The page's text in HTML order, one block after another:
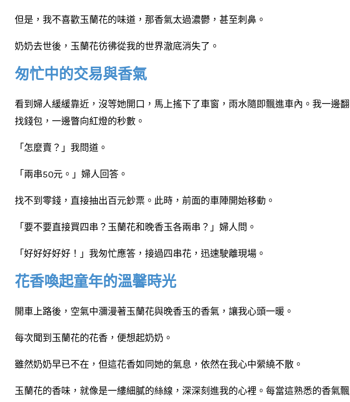
但是，我不喜歡玉蘭花的味道，那香氣太過濃鬱，甚至刺鼻。
奶奶去世後，玉蘭花彷彿從我的世界澈底消失了。
匆忙中的交易與香氣
看到婦人緩緩靠近，沒等她開口，馬上搖下了車窗，雨水隨即飄進車內。我一邊翻
找錢包，一邊瞥向紅燈的秒數。
「怎麼賣？」我問道。
「兩串50元。」婦人回答。
找不到零錢，直接抽出百元鈔票。此時，前面的車陣開始移動。
「要不要直接買四串？玉蘭花和晚香玉各兩串？」婦人問。
「好好好好好！」我匆忙應答，接過四串花，迅速駛離現場。
花香喚起童年的溫馨時光
開車上路後，空氣中瀰漫著玉蘭花與晚香玉的香氣，讓我心頭一暖。
每次聞到玉蘭花的花香，便想起奶奶。
雖然奶奶早已不在，但這花香如同她的氣息，依然在我心中縈繞不散。
玉蘭花的香味，就像是一縷細膩的絲線，深深刻進我的心裡。每當這熟悉的香氣飄